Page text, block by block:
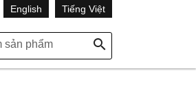
English Tiếng Việt
search